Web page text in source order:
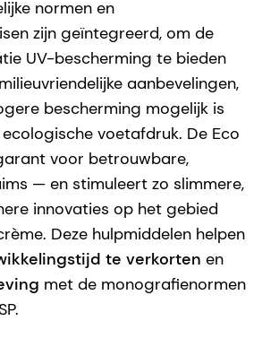
normen en
zijn geïntegreerd, om de
UV-bescherming te bieden
aanbevelingen,
bescherming mogelijk is
voetafdruk. De Eco
voor betrouwbare,
— en stimuleert zo slimmere,
innovaties op het gebied
Deze hulpmiddelen helpen
te verkorten en
met de monografienormen